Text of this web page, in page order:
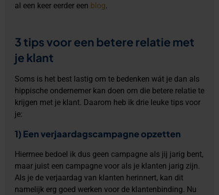
al een keer eerder een blog.
3 tips voor een betere relatie met
je klant
Soms is het best lastig om te bedenken wát je dan als
hippische ondernemer kan doen om die betere relatie te
krijgen met je klant. Daarom heb ik drie leuke tips voor
je:
1) Een verjaardagscampagne opzetten
Hiermee bedoel ik dus geen campagne als jij jarig bent,
maar juist een campagne voor als je klanten jarig zijn.
Als je de verjaardag van klanten herinnert, kan dit
namelijk erg goed werken voor de klantenbinding. Nu